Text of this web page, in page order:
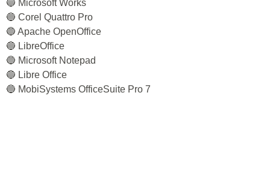
🔵 Microsoft Works
🔵 Corel Quattro Pro
🔵 Apache OpenOffice
🔵 LibreOffice
🔵 Microsoft Notepad
🔵 Libre Office
🔵 MobiSystems OfficeSuite Pro 7